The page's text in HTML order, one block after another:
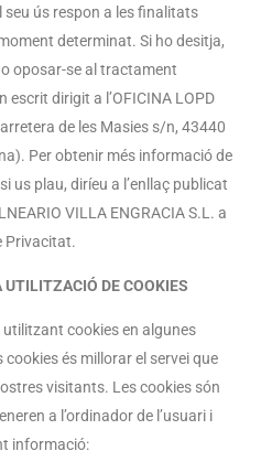
seu ús respon a les finalitats
determinat. Si ho desitja,
oposar-se al tractament
dirigit a l’OFICINA LOPD
de les Masies s/n, 43440
Per obtenir més informació de
us plau, diríeu a l’enllaç publicat
VILLA ENGRACIA S.L. a
Privacitat.
DE COOKIES
utilitzant cookies en algunes
és millorar el servei que
visitants. Les cookies són
a l’ordinador de l’usuari i
informació: